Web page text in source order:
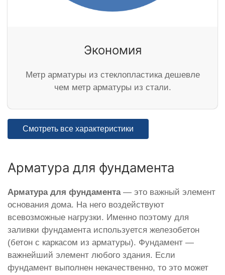
Экономия
Метр арматуры из стеклопластика дешевле
чем метр арматуры из стали.
Смотреть все характеристики
Арматура для фундамента
Арматура для фундамента— это важный элемент
основания дома. На него воздействуют
всевозможные нагрузки. Именно поэтому для
заливки фундамента используется железобетон
(бетон с каркасом из арматуры). Фундамент —
важнейший элемент любого здания. Если
фундамент выполнен некачественно, то это может